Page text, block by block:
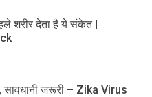
शरीर देता है ये संकेत |
जरूरी – Zika Virus